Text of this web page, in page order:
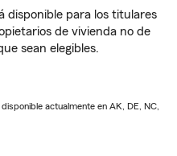
disponible para los titulares
de vivienda no de
sean elegibles.
actualmente en AK, DE, NC,